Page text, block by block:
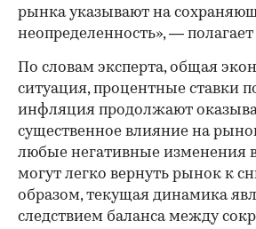
рынка указывают на
неопределенность», —
По словам эксперта, общая
ситуация, процентные ставки
инфляция продолжают
существенное влияние на
любые негативные изменения
могут легко вернуть рынок к
образом, текущая динамика
следствием баланса между